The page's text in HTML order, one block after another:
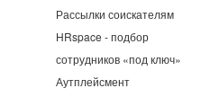
Рассылки соискателям
HRspace - подбор
сотрудников «под ключ»
Аутплейсмент